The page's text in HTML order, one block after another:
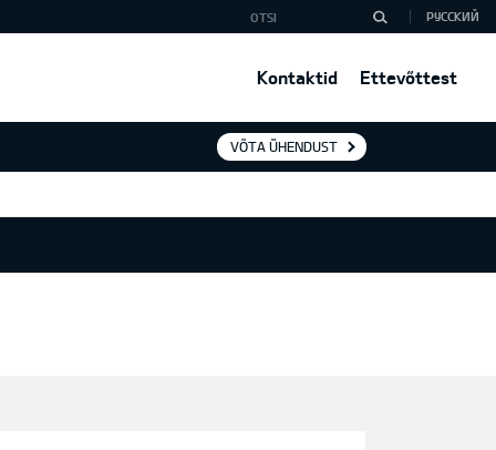
Kontaktid Ettevõttest
РУССКИЙ
VÕTA ÜHENDUST